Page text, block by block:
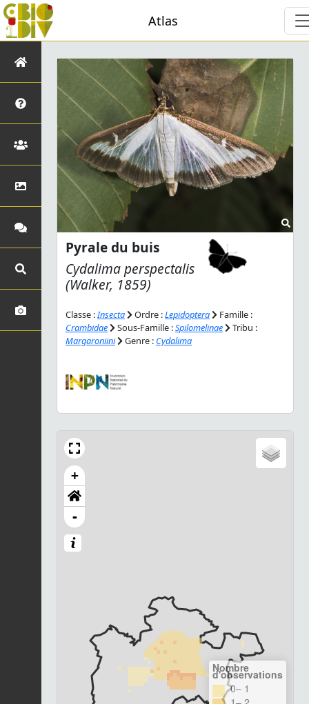
Atlas
Pyrale du buis
Cydalima perspectalis
(Walker, 1859)
Classe :Insecta Ordre :Lepidoptera
Famille :
Crambidae
Sous-Famille :Spilomelinae
Tribu :
Margaroniini
Genre : Cydalima
+
-
Nombre
d'observations
0– 1